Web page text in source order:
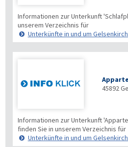
Informationen zur Unterkunft
unserem Verzeichnis für
Unterkünfte in und um
45892
Informationen zur Unterkunft
finden Sie in unserem Verzeichnis für
Unterkünfte in und um